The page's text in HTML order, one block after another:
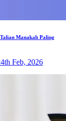
Manakah Paling
Feb, 2026